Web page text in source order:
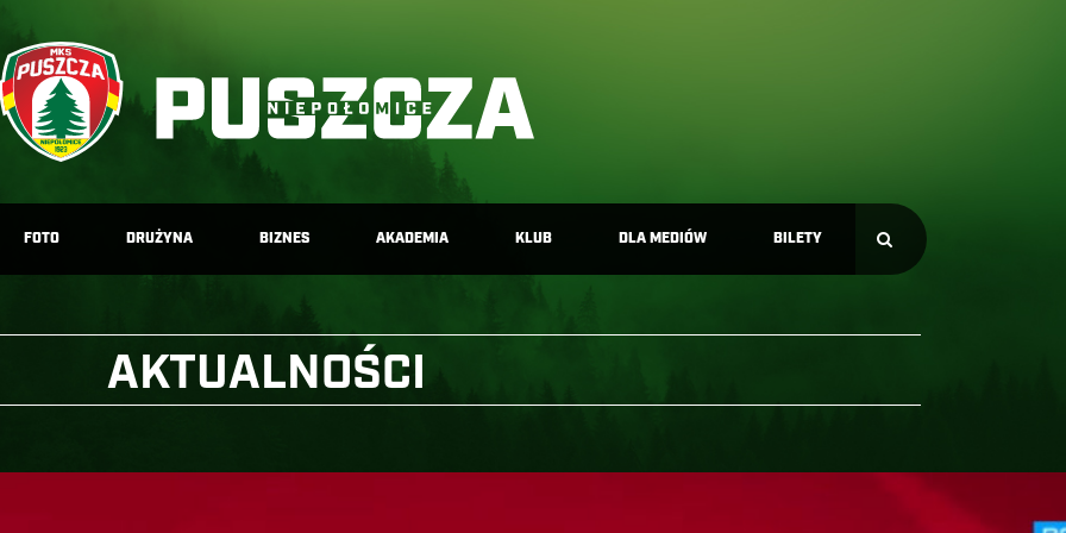
FOTO DRUŻYNA BIZNES AKADEMIA KLUB DLA MEDIÓW BILETY
AKTUALNOŚCI